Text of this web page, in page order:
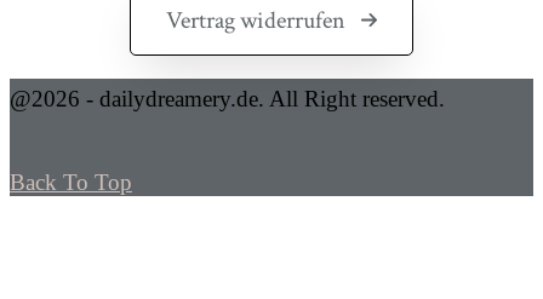
Vertrag widerrufen
@2026 - dailydreamery.de. All Right reserved.
Back To Top